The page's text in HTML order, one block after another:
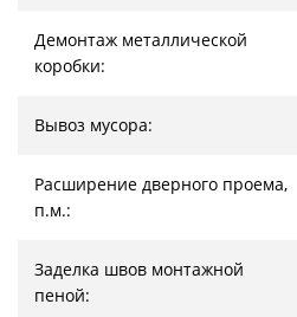
Демонтаж металлической
коробки:
Вывоз мусора:
Расширение дверного проема,
п.м.:
Заделка швов монтажной
пеной: